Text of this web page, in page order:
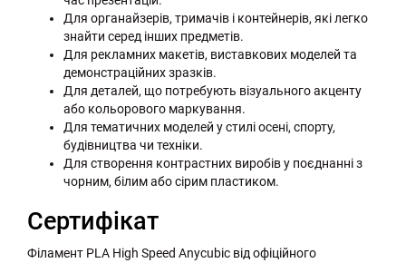
Для органайзерів, тримачів і контейнерів, які легко
знайти серед інших предметів.
Для рекламних макетів, виставкових моделей та
демонстраційних зразків.
Для деталей, що потребують візуального акценту
або кольорового маркування.
Для тематичних моделей у стилі осені, спорту,
будівництва чи техніки.
Для створення контрастних виробів у поєднанні з
чорним, білим або сірим пластиком.
Сертифікат
Філамент PLA High Speed Anycubic від офіційного